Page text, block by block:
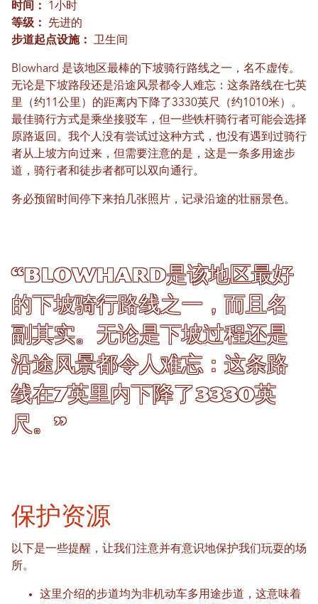
时间：
1小时
等级：
先进的
步道起点设施：
卫生间
Blowhard 是该地区最棒的下坡骑行路线之一，名不虚传。
无论是下坡路段还是沿途风景都令人难忘：这条路线在七英
里（约11公里）的距离内下降了3330英尺（约1010米）。
最佳骑行方式是乘坐接驳车，但一些铁杆骑行者可能会选择
原路返回。我个人没有尝试过这种方式，也没有遇到过骑行
者从上坡方向过来，但需要注意的是，这是一条多用途步
道，骑行者和徒步者都可以双向通行。
务必预留时间停下来拍几张照片，记录沿途的壮丽景色。
“Blowhard是该地区最好
的下坡骑行路线之一，而且名
副其实。无论是下坡过程还是
沿途风景都令人难忘：这条路
线在7英里内下降了3330英
尺。”
保护资源
以下是一些提醒，让我们注意并有意识地保护我们玩耍的场
所。
这里介绍的步道均为非机动车多用途步道，这意味着